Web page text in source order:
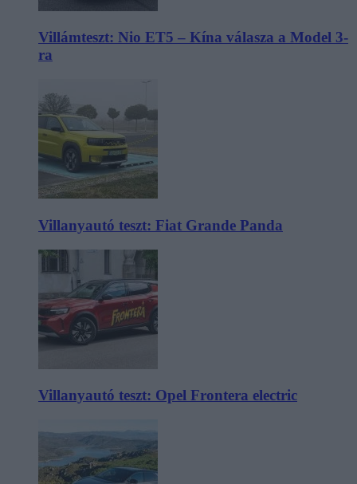
Villámteszt: Nio ET5 – Kína válasza a Model 3-
ra
Villanyautó teszt: Fiat Grande Panda
Villanyautó teszt: Opel Frontera electric